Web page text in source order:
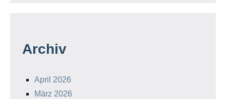
Archiv
April 2026
März 2026